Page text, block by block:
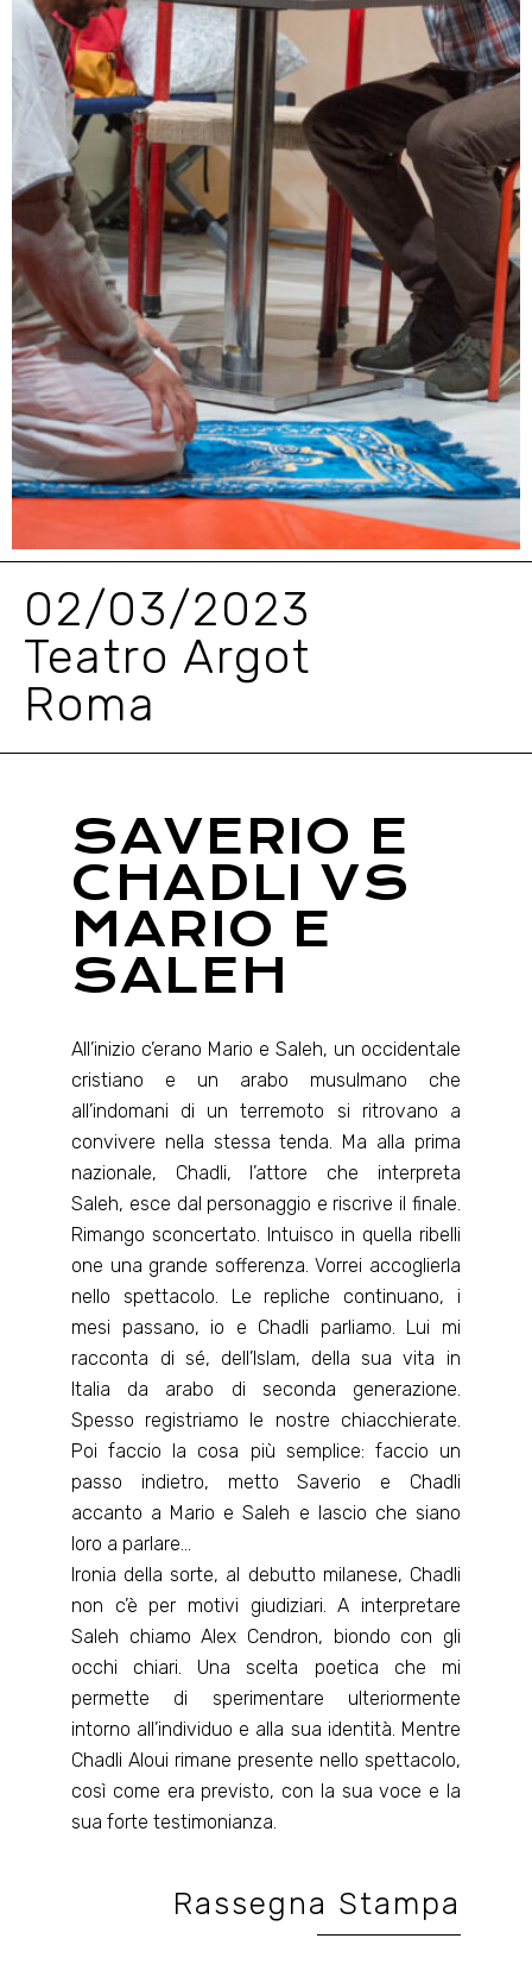
02/03/2023
Teatro Argot
Roma
SAVERIO E
CHADLI VS
MARIO E
SALEH
All’inizio c’erano Mario e Saleh, un occidentale
cristiano e un arabo musulmano che
all’indomani di un terremoto si ritrovano a
convivere nella stessa tenda. Ma alla prima
nazionale, Chadli, l’attore che interpreta
Saleh, esce dal personaggio e riscrive il finale.
Rimango sconcertato. Intuisco in quella ribelli
one una grande sofferenza. Vorrei accoglierla
nello spettacolo. Le repliche continuano, i
mesi passano, io e Chadli parliamo. Lui mi
racconta di sé, dell’Islam, della sua vita in
Italia da arabo di seconda generazione.
Spesso registriamo le nostre chiacchierate.
Poi faccio la cosa più semplice: faccio un
passo indietro, metto Saverio e Chadli
accanto a Mario e Saleh e lascio che siano
loro a parlare…
Ironia della sorte, al debutto milanese, Chadli
non c’è per motivi giudiziari. A interpretare
Saleh chiamo Alex Cendron, biondo con gli
occhi chiari. Una scelta poetica che mi
permette di sperimentare ulteriormente
intorno all’individuo e alla sua identità. Mentre
Chadli Aloui rimane presente nello spettacolo,
così come era previsto, con la sua voce e la
sua forte testimonianza.
Rassegna Stampa